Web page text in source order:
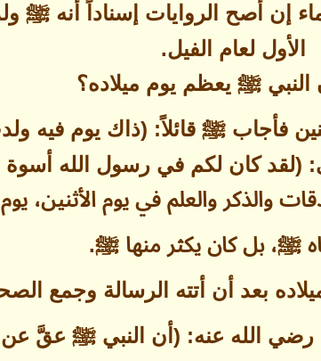
إن أصح الروايات إسناداً أنه ﷺ
الأول لعام الفيل.
النبي ﷺ يعظم يوم ميلاده؟
فأجاب ﷺ قائلاً: (ذاك يوم فيه
(لقد كان لكم في رسول الله
والذكر والعلم في يوم الأثنين،
ﷺ، بل كان يكثر منها ﷺ.
بعد أن أتته الرسالة وجمع
الله عنه: (أن النبي ﷺ عقَّ عن